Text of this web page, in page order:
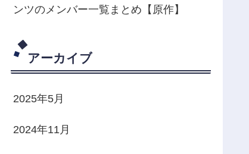
ンツのメンバー一覧まとめ【原作】
アーカイブ
2025年5月
2024年11月